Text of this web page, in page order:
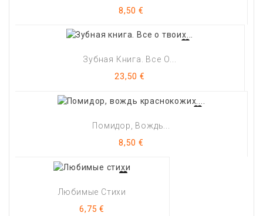
Цена
8,50 €
Зубная Книга. Все О...
Цена
23,50 €
Помидор, Вождь...
Цена
8,50 €
Любимые Стихи
Цена
6,75 €